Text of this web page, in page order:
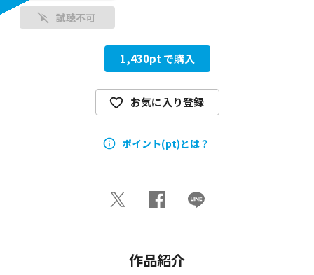
試聴不可
1,430pt で購入
お気に入り登録
ポイント(pt)とは？
作品紹介